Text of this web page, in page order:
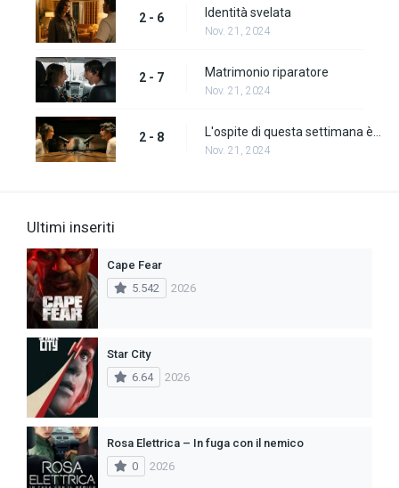
2 - 6 Identità svelata
Nov. 21, 2024
2 - 7 Matrimonio riparatore
Nov. 21, 2024
2 - 8 L'ospite di questa settimana è...
Nov. 21, 2024
Ultimi inseriti
Cape Fear
5.542
2026
Star City
6.64
2026
Rosa Elettrica – In fuga con il nemico
0
2026